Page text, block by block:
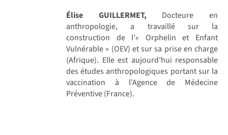
Élise GUILLERMET, Docteure en
anthropologie, a travaillé sur la
construction de l’« Orphelin et Enfant
Vulnérable » (OEV) et sur sa prise en charge
(Afrique). Elle est aujourd’hui responsable
des études anthropologiques portant sur la
vaccination à l’Agence de Médecine
Préventive (France).